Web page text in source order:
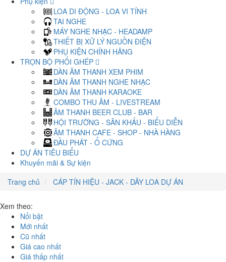
LOA DI ĐỘNG - LOA VI TÍNH
TAI NGHE
MÁY NGHE NHẠC - HEADAMP
THIẾT BỊ XỬ LÝ NGUỒN ĐIỆN
PHỤ KIỆN CHÍNH HÃNG
TRỌN BỘ PHỐI GHÉP
DÀN ÂM THANH XEM PHIM
DÀN ÂM THANH NGHE NHẠC
DÀN ÂM THANH KARAOKE
COMBO THU ÂM - LIVESTREAM
ÂM THANH BEER CLUB - BAR
HỘI TRƯỜNG - SÂN KHẤU - BIỂU DIỄN
ÂM THANH CAFE - SHOP - NHÀ HÀNG
ĐẦU PHÁT - Ổ CỨNG
DỰ ÁN TIÊU BIỂU
Khuyến mãi & Sự kiện
Trang chủ
CÁP TÍN HIỆU - JACK - DÂY LOA DỰ ÁN
Xem theo:
Nổi bật
Mới nhất
Cũ nhất
Giá cao nhất
Giá thấp nhất